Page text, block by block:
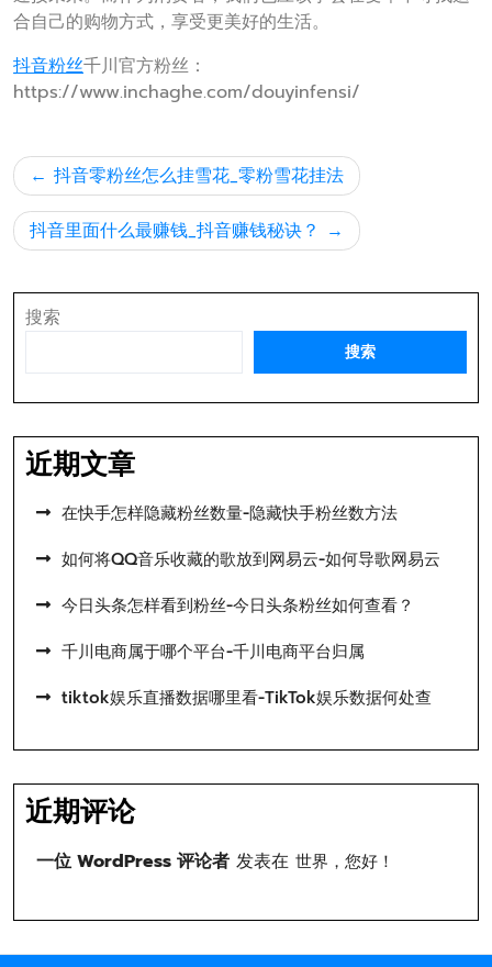
合自己的购物方式，享受更美好的生活。
抖音粉丝千川官方粉丝：
https://www.inchaghe.com/douyinfensi/
文
章
导
抖音零粉丝怎么挂雪花_零粉雪花挂法
抖音里面什么最赚钱_抖音赚钱秘诀？
搜索
搜索
近期文章
在快手怎样隐藏粉丝数量-隐藏快手粉丝数方法
如何将QQ音乐收藏的歌放到网易云-如何导歌网易云
今日头条怎样看到粉丝-今日头条粉丝如何查看？
千川电商属于哪个平台-千川电商平台归属
tiktok娱乐直播数据哪里看-TikTok娱乐数据何处查
近期评论
一位 WordPress 评论者 发表在 世界，您好！